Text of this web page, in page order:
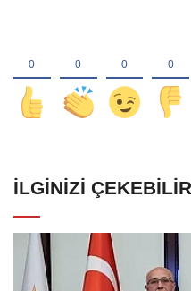
İLGINIZI ÇEKEBILIR